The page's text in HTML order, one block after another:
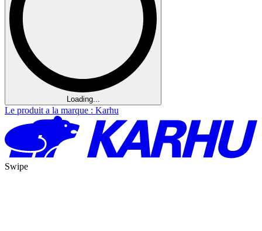
Loading...
Le produit a la marque : Karhu
Swipe